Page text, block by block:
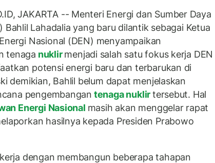
JAKARTA -- Menteri Energi dan Sumber Daya
Bahlil Lahadalia yang baru dilantik sebagai Ketua
Nasional (DEN) menyampaikan
tenaga nuklirmenjadi salah satu fokus kerja DEN
potensi energi baru dan terbarukan di
demikian, Bahlil belum dapat menjelaskan
pengembangan tenaga nuklirtersebut. Hal
Energi Nasional masih akan menggelar rapat
hasilnya kepada Presiden Prabowo
dengan membangun beberapa tahapan